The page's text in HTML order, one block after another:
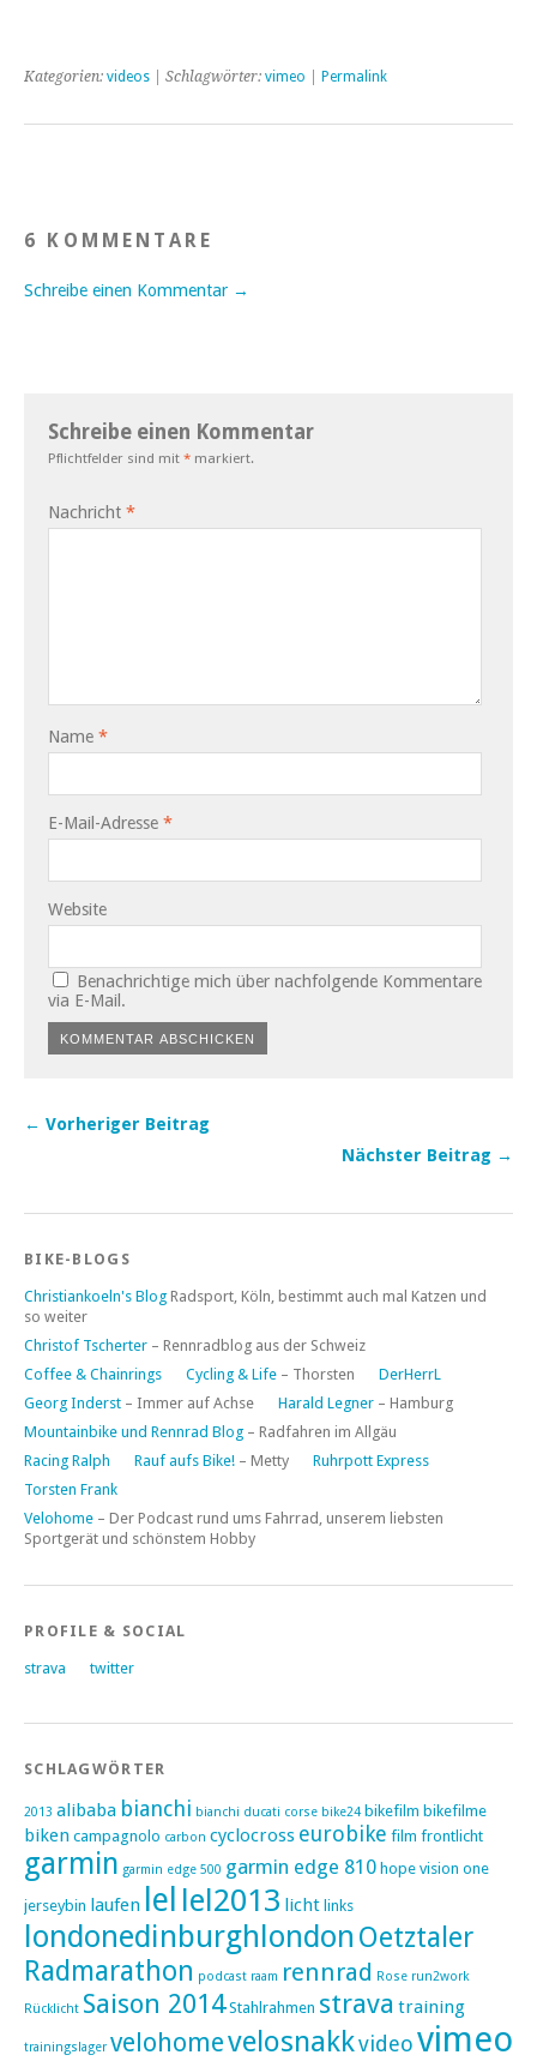
Kategorien: videos | Schlagwörter: vimeo Permalink
6 KOMMENTARE
Schreibe einen Kommentar →
Schreibe einen Kommentar
Pflichtfelder sind mit * markiert.
Nachricht *
Name *
E-Mail-Adresse *
Website
Benachrichtige mich über nachfolgende Kommentare
via E-Mail.
← Vorheriger Beitrag
Nächster Beitrag →
BIKE-BLOGS
Christiankoeln's Blog Radsport, Köln, bestimmt auch mal Katzen und
so weiter
Christof Tscherter – Rennradblog aus der Schweiz
Coffee & Chainrings
Cycling & Life – Thorsten
DerHerrL
Georg Inderst – Immer auf Achse Harald Legner – Hamburg
Mountainbike und Rennrad Blog – Radfahren im Allgäu
Racing Ralph
Rauf aufs Bike! – Metty
Ruhrpott Express
Torsten Frank
Velohome – Der Podcast rund ums Fahrrad, unserem liebsten
Sportgerät und schönstem Hobby
PROFILE & SOCIAL
strava twitter
SCHLAGWÖRTER
2013 alibaba bianchi bianchi ducati corse bike24 bikefilm bikefilme
biken campagnolo carbon cyclocross eurobike film frontlicht
garmin garmin edge 500 garmin edge 810 hope vision one
jerseybin laufen lel lel2013 licht links
londonedinburghlondon Oetztaler
Radmarathon podcast raam rennrad Rose run2work
Rücklicht Saison 2014 Stahlrahmen strava training
trainingslager velohomevelosnakkvideovimeo